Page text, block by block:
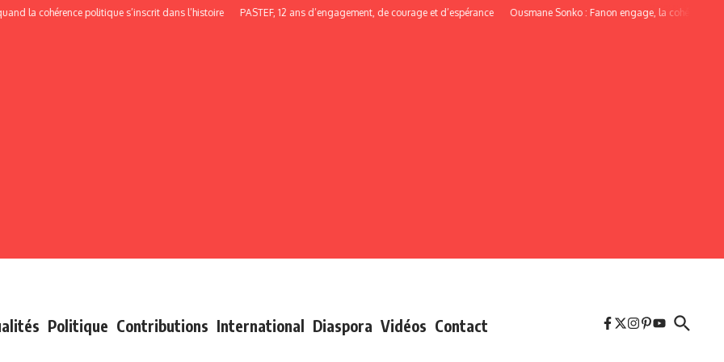
cohérence politique s’inscrit dans l’histoire PASTEF, 12 ans d’engagement, de courage et d’espérance Ousmane Sonko : Fanon engage, la cohérence oblige
Politique Contributions International Diaspora Vidéos Contact